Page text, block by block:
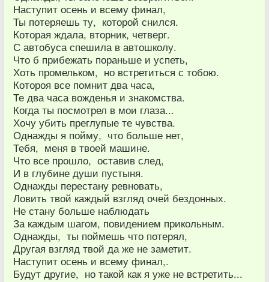
Наступит осень и всему финал,
Ты потеряешь ту, которой снился.
Которая ждала, вторник, четверг.
С автобуса спешила в автошколу.
Что б прибежать пораньше и успеть,
Хоть промельком, но встретиться с тобою.
Котороя все помнит два часа,
Те два часа вожденья и знакомства.
Когда ты посмотрел в мои глаза...
Хочу убить преглупые те чувства.
Однажды я пойму, что больше нет,
Тебя, меня в твоей машине.
Что все прошло, оставив след,
И в глубине души пустыня.
Однажды перестану ревновать,
Ловить твой каждый взгляд очей бездонных.
Не стану больше наблюдать
За каждым шагом, повидением прикольным.
Однажды, ты поймешь что потерял,
Другая взгляд твой да же не заметит.
Наступит осень и всему финал,.
Будут другие, но такой как я уже не встретить...